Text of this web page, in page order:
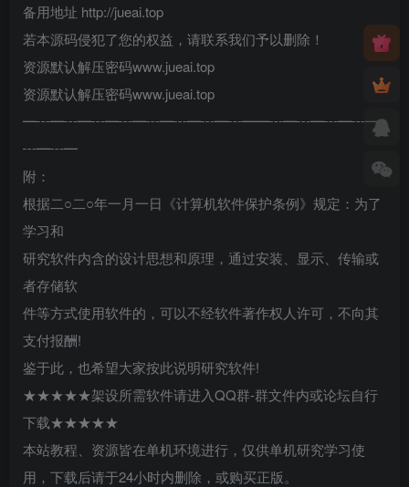
备用地址 http://jueai.top
若本源码侵犯了您的权益，请联系我们予以删除！
资源默认解压密码www.jueai.top
资源默认解压密码www.jueai.top
━┅━┅━┅━┅━┅━┅━┅━┅━━┅━┅━┅━┅━
┅━┅━
附：
根据二○二○年一月一日《计算机软件保护条例》规定：为了
学习和
研究软件内含的设计思想和原理，通过安装、显示、传输或
者存储软
件等方式使用软件的，可以不经软件著作权人许可，不向其
支付报酬!
鉴于此，也希望大家按此说明研究软件!
★★★★★架设所需软件请进入QQ群-群文件内或论坛自行
下载★★★★★
本站教程、资源皆在单机环境进行，仅供单机研究学习使
用，下载后请于24小时内删除，或购买正版。